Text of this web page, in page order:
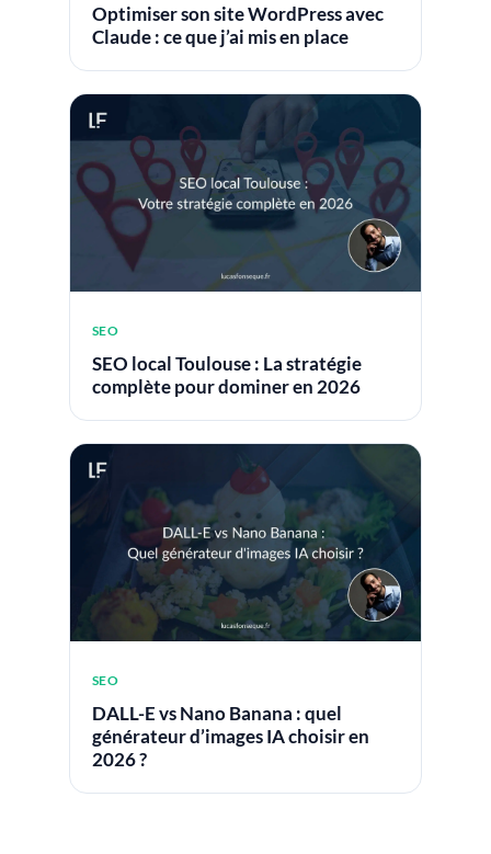
Optimiser son site WordPress avec
Claude : ce que j’ai mis en place
SEO
SEO local Toulouse : La stratégie
complète pour dominer en 2026
SEO
DALL-E vs Nano Banana : quel
générateur d’images IA choisir en
2026 ?